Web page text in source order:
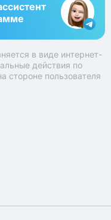
в виде интернет-
действия по
стороне пользователя